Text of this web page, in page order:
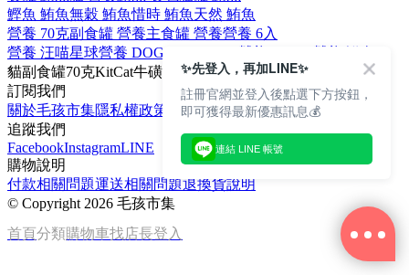
鰹魚 鮪魚無穀 鮪魚惜時 鮪魚天然 鮪魚
營養 70克副食罐 營養主食罐 營養營養 6入
營養 汪喵星球營養 DOG CAT STAR
貓副食罐70克KitCat牛磺酸
訂閱我們
關於毛孩市集隱私權政策
文章
追蹤我們
FacebookInstagramLINE
購物說明
付款相關問題運送相關問題退換貨說明
© Copyright 2026 毛孩市集
首頁分類購物車找店長登入
✨先登入，再加LINE✨
註冊官網並登入後點選下方按鈕，
即可獲得最新優惠訊息💰
連結 LINE 帳號